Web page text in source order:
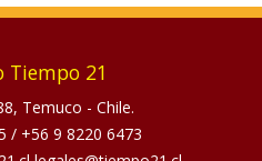
Tiempo 21
Temuco - Chile.
/ +56 9 8220 6473